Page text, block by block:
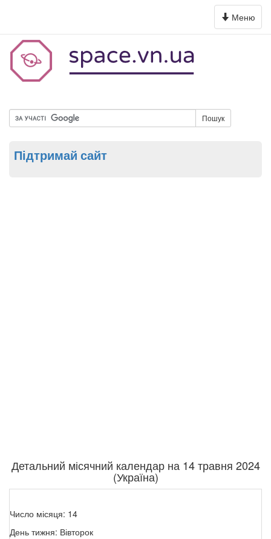
Toggle
navigation
Меню
Пошук
Підтримай сайт
Детальний місячний календар на 14 травня 2024
(Україна)
Число місяця: 14
День тижня: Вівторок